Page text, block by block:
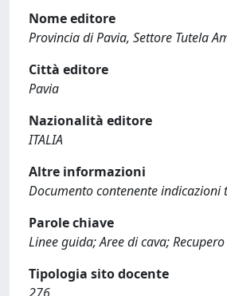
Nome editore
Provincia di Pavia, Settore Tutela
Città editore
Pavia
Nazionalità editore
ITALIA
Altre informazioni
Documento contenente
Parole chiave
Linee guida; Aree di cava;
Tipologia sito docente